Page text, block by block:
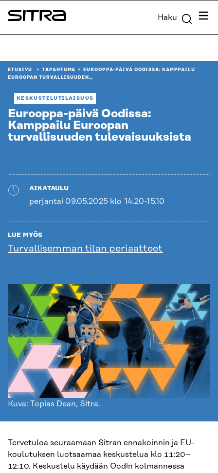
Siirry
suoraan
Sitra Haku
ETUSIVU TAPAHTUMA
EUROOPPA-PÄIVÄ OODISSA: KAMPPAILU
EUROOPAN TURVALLISUUDEN…
KESKUSTELUTILAISUUS
Eurooppa-päivä Oodissa:
Kamppailu Euroopan
turvallisuuden tulevaisuuksista
AIKATAULU
perjantai 09.05.2025 klo 14.20-15.10
LUE MYÖS
Turvallisemman tilan periaatteet
Kuva: Topias Dean, Sitra.
Tervetuloa seuraamaan Sitran ennakoinnin ja EU-
koulutuksen luotsaamaa keskustelua klo 11:20–
12:10. Keskustelu käydään Oodin kolmannessa